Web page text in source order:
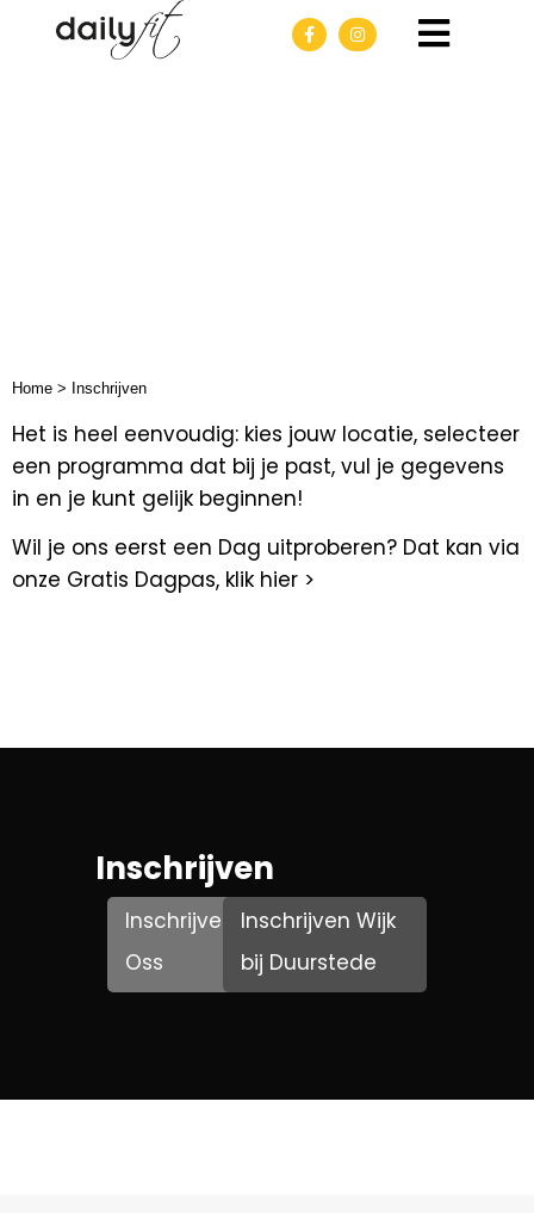
Home > Inschrijven
Het is heel eenvoudig: kies jouw locatie, selecteer
een programma dat bij je past, vul je gegevens
in en je kunt gelijk beginnen!
Wil je ons eerst een Dag uitproberen? Dat kan via
onze Gratis Dagpas, klik hier >
Inschrijven
Inschrijven
Oss
Inschrijven Wijk
bij Duurstede